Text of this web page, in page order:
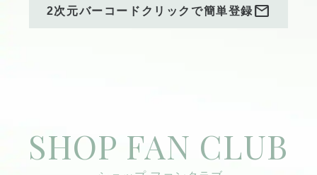
2次元バーコードクリックで簡単登録 mail
SHOP FAN CLUB